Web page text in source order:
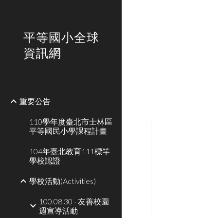
平等國小全球
資訊網
重要公告
110學年度臺北市士林區
平等國民小學課程計畫
104年臺北教育111標竿
學校認證
學校活動(Activities)
100.08.30 - 友善校園
週宣導活動